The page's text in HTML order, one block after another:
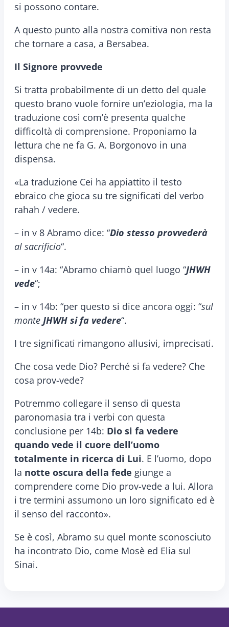
si possono contare.
A questo punto alla nostra comitiva non resta
che tornare a casa, a Bersabea.
Il Signore provvede
Si tratta probabilmente di un detto del quale
questo brano vuole fornire un’eziologia, ma la
traduzione così com’è presenta qualche
difficoltà di comprensione. Proponiamo la
lettura che ne fa G. A. Borgonovo in una
dispensa.
«La traduzione Cei ha appiattito il testo
ebraico che gioca su tre significati del verbo
rahah / vedere.
– in v 8 Abramo dice: “Dio stesso provvederà
al sacrificio“.
– in v 14a: “Abramo chiamò quel luogo “JHWH
vede“;
– in v 14b: “per questo si dice ancora oggi: “sul
monte JHWH si fa vedere“.
I tre significati rimangono allusivi, imprecisati.
Che cosa vede Dio? Perché si fa vedere? Che
cosa prov-vede?
Potremmo collegare il senso di questa
paronomasia tra i verbi con questa
conclusione per 14b: Dio si fa vedere
quando vede il cuore dell’uomo
totalmente in ricerca di Lui. E l’uomo, dopo
la notte oscura della fede giunge a
comprendere come Dio prov-vede a lui. Allora
i tre termini assumono un loro significato ed è
il senso del racconto».
Se è così, Abramo su quel monte sconosciuto
ha incontrato Dio, come Mosè ed Elia sul
Sinai.